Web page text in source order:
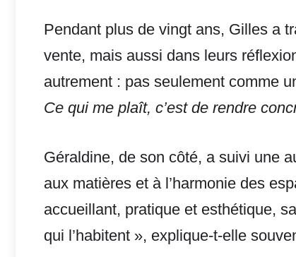
Pendant plus de vingt ans, Gilles a
vente, mais aussi dans leurs
autrement : pas seulement comme
Ce qui me plaît, c’est de rendre
Géraldine, de son côté, a suivi une
aux matières et à l’harmonie des
accueillant, pratique et esthétique,
qui l’habitent », explique-t-elle